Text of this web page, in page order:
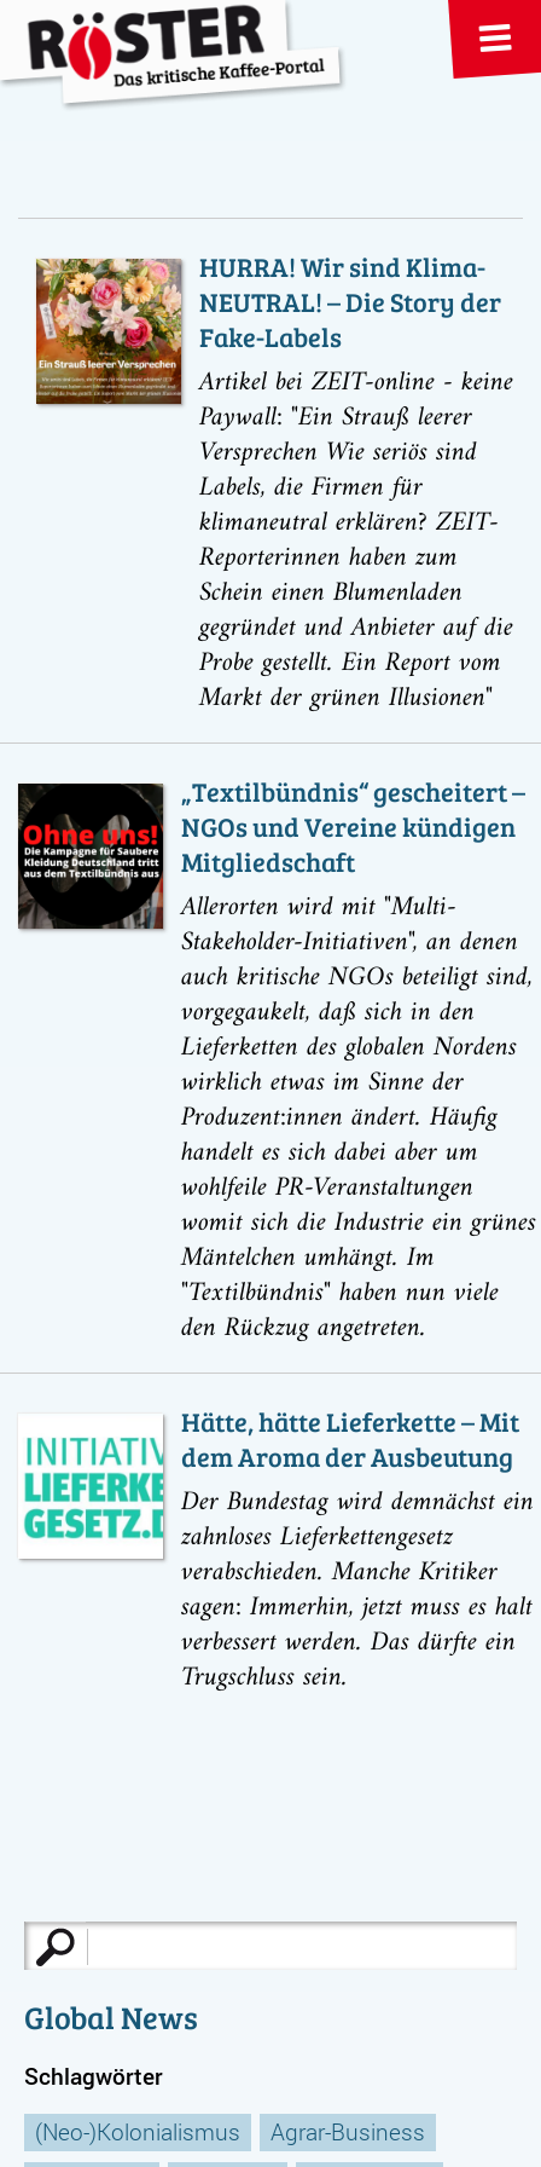
HURRA! Wir sind Klima-
NEUTRAL! – Die Story der
Fake-Labels
Artikel bei ZEIT-online - keine
Paywall: "Ein Strauß leerer
Versprechen Wie seriös sind
Labels, die Firmen für
klimaneutral erklären? ZEIT-
Reporterinnen haben zum
Schein einen Blumenladen
gegründet und Anbieter auf die
Probe gestellt. Ein Report vom
Markt der grünen Illusionen"
„Textilbündnis“ gescheitert –
NGOs und Vereine kündigen
Mitgliedschaft
Allerorten wird mit "Multi-
Stakeholder-Initiativen", an denen
auch kritische NGOs beteiligt sind,
vorgegaukelt, daß sich in den
Lieferketten des globalen Nordens
wirklich etwas im Sinne der
Produzent:innen ändert. Häufig
handelt es sich dabei aber um
wohlfeile PR-Veranstaltungen
womit sich die Industrie ein grünes
Mäntelchen umhängt. Im
"Textilbündnis" haben nun viele
den Rückzug angetreten.
Hätte, hätte Lieferkette – Mit
dem Aroma der Ausbeutung
Der Bundestag wird demnächst ein
zahnloses Lieferkettengesetz
verabschieden. Manche Kritiker
sagen: Immerhin, jetzt muss es halt
verbessert werden. Das dürfte ein
Trugschluss sein.
Suche
nach:
Global News
Schlagwörter
(Neo-)Kolonialismus
Agrar-Business